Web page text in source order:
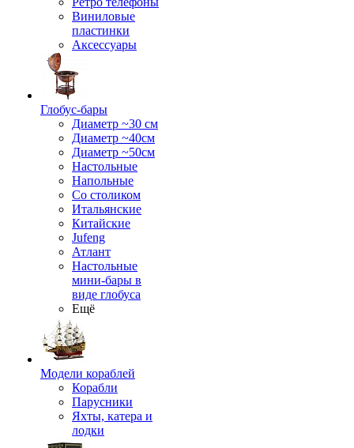
Виниловые
пластинки
Аксессуары
Глобус-бары
Диаметр ~30 см
Диаметр ~40см
Диаметр ~50см
Настольные
Напольные
Со столиком
Итальянские
Китайские
Jufeng
Атлант
Настольные
мини-бары в
виде глобуса
Ещё
Модели кораблей
Корабли
Парусники
Яхты, катера и
лодки